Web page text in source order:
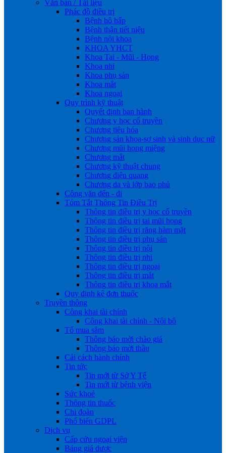
Văn bản / Tài liệu
Phác đồ điều trị
Bệnh hô hấp
Bệnh thận tiết niệu
Bệnh nội khoa
KHOA YHCT
Khoa Tai - Mũi - Họng
Khoa nhi
Khoa phụ sản
Khoa mắt
Khoa ngoại
Quy trình kỹ thuật
Quyết định ban hành
Chương y học cổ truyền
Chương tiêu hóa
Chương sản khoa-sơ sinh và sinh dục nữ
Chương mũi họng miệng
Chương mắt
Chương kỹ thuật chung
Chương điện quang
Chương da và lớp bao phủ
Công văn đến - đi
Tóm Tắt Thông Tin Điều Trị
Thông tin điều trị y học cổ truyền
Thông tin điều trị tai mũi họng
Thông tin điều trị răng hàm mặt
Thông tin điều trị phụ sản
Thông tin điều trị nội
Thông tin điều trị nhi
Thông tin điều trị ngoại
Thông tin điều trị mắt
Thông tin điều trị khoa mắt
Quy định kê đơn thuốc
Truyền thông
Công khai tài chính
Công khai tài chính - Nội bộ
Tổ mua sắm
Thông báo mời chào giá
Thông báo mời thầu
Cải cách hành chính
Tin tức
Tin mới từ Sở Y Tế
Tin mới từ bệnh viện
Sức khoẻ
Thông tin thuốc
Chi đoàn
Phổ biến GDPL
Dịch vụ
Cấp cứu ngoại viện
Bảng giá dược